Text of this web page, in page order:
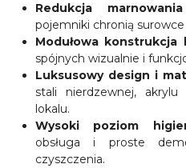
Redukcja
pojemniki chronią
Modułowa konstrukcja
spójnych wizualnie i
Luksusowy design i
stali nierdzewnej,
lokalu.
Wysoki poziom
obsługa i proste
czyszczenia.